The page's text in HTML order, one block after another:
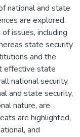
national and state
are explored.
issues, including
state security
and the
effective state
national security.
and state security,
nature, are
are highlighted,
and